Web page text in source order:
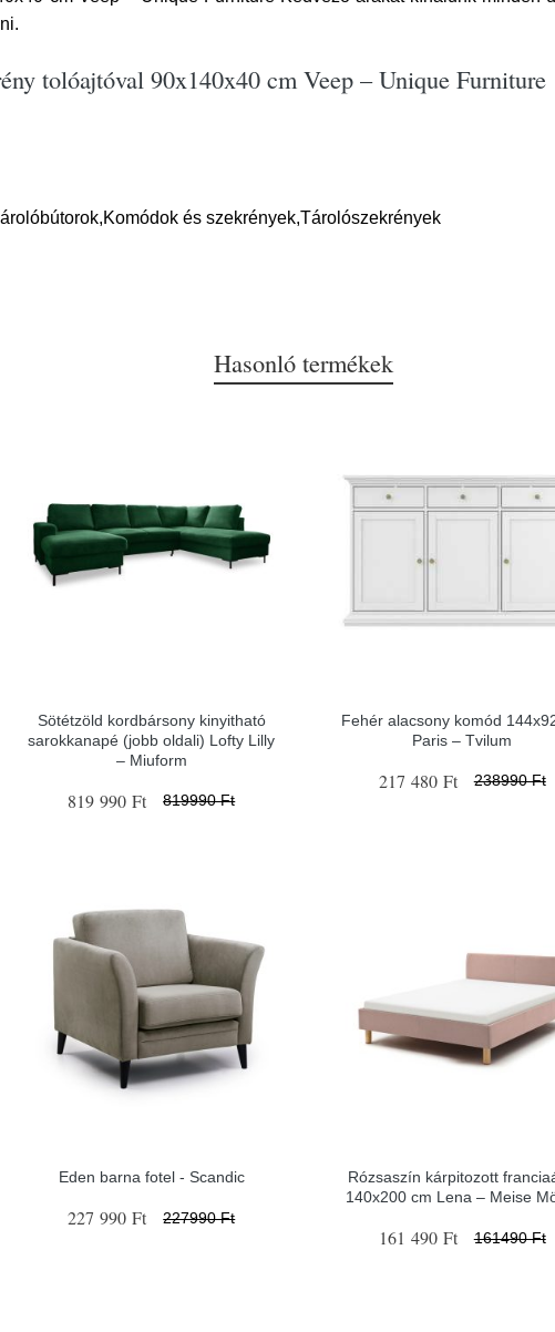
tolóajtóval 90x140x40 cm Veep – Unique Furniture
és szekrények,Tárolószekrények
Hasonló termékek
Sötétzöld kordbársony kinyitható
sarokkanapé (jobb oldali) Lofty Lilly
– Miuform
819 990 Ft 819990 Ft
Fehér alacsony komód
Paris – Tvilum
217 480 Ft 238990 Ft
Eden barna fotel - Scandic
227 990 Ft 227990 Ft
Rózsaszín kárpitozott
140x200 cm Lena – Meise
161 490 Ft 161490 Ft